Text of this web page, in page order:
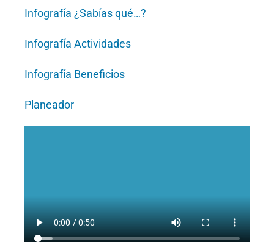
Infografía ¿Sabías qué…?
Infografía Actividades
Infografía Beneficios
Planeador